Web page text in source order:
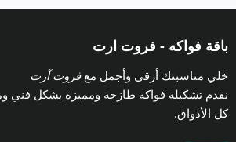
باقة فواكه - فروت ارت
خلي مناسبتك أرقى وأجمل معفروت آرت
نقدم تشكيلة فواكه طازجة ومميزة بشكل فني
كل الأذواق.